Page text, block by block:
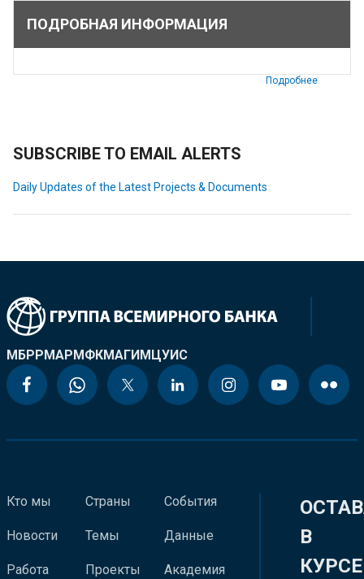
ПОДРОБНАЯ ИНФОРМАЦИЯ
Подробнее
SUBSCRIBE TO EMAIL ALERTS
Daily Updates of the Latest Projects & Documents
МБРРМАРМФКМАГИМЦУИС
Кто мы
Новости
Работа
Страны
Темы
Проекты
События
Данные
Академия
В
КУРСЕ